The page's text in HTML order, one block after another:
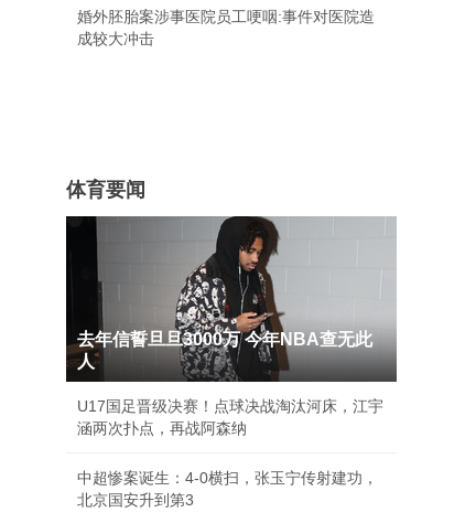
婚外胚胎案涉事医院员工哽咽:事件对医院造
成较大冲击
体育要闻
去年信誓旦旦3000万 今年NBA查无此
人
U17国足晋级决赛！点球决战淘汰河床，江宇
涵两次扑点，再战阿森纳
中超惨案诞生：4-0横扫，张玉宁传射建功，
北京国安升到第3